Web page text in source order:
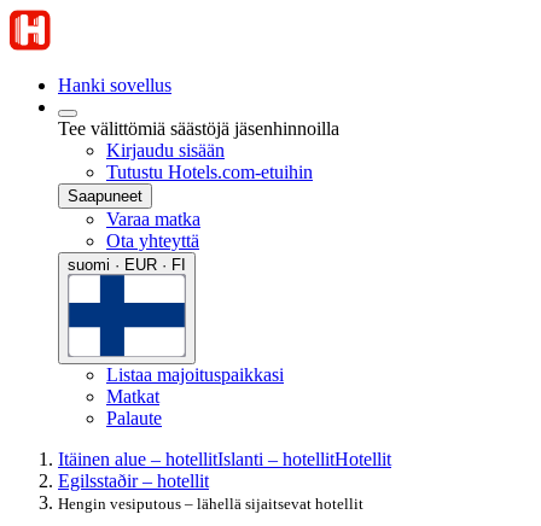
Hanki sovellus
Tee välittömiä säästöjä jäsenhinnoilla
Kirjaudu sisään
Tutustu Hotels.com-etuihin
Saapuneet
Varaa matka
Ota yhteyttä
suomi · EUR · FI
Listaa majoituspaikkasi
Matkat
Palaute
Itäinen alue – hotellitIslanti – hotellitHotellit
Egilsstaðir – hotellit
Hengin vesiputous – lähellä sijaitsevat hotellit